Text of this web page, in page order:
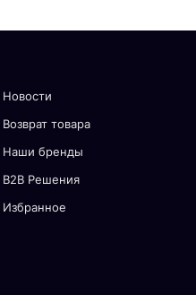
Новости
Возврат товара
Наши бренды
В2В Решения
Избранное